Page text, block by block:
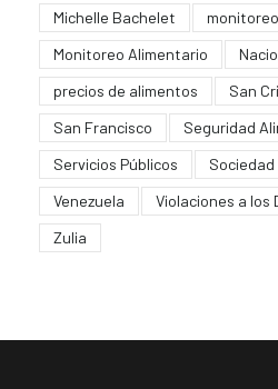
Michelle Bachelet
monitoreo
Monitoreo Alimentario
precios de alimentos
San
San Francisco
Seguridad
Servicios Públicos
Sociedad
Venezuela
Violaciones a los
Zulia